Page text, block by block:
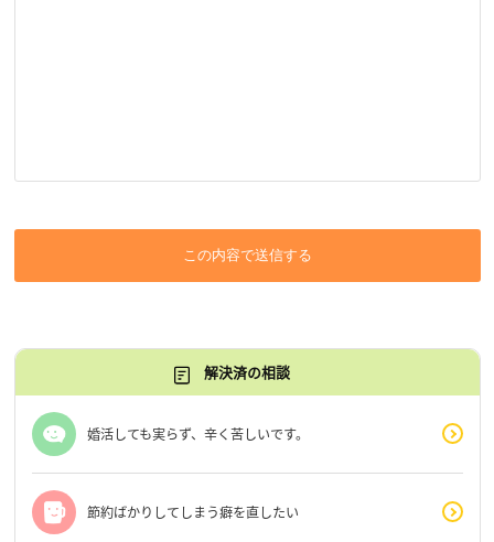
この内容で送信する
解決済の相談
婚活しても実らず、辛く苦しいです。
節約ばかりしてしまう癖を直したい